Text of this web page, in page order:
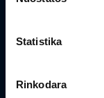
Statistika
Rinkodara